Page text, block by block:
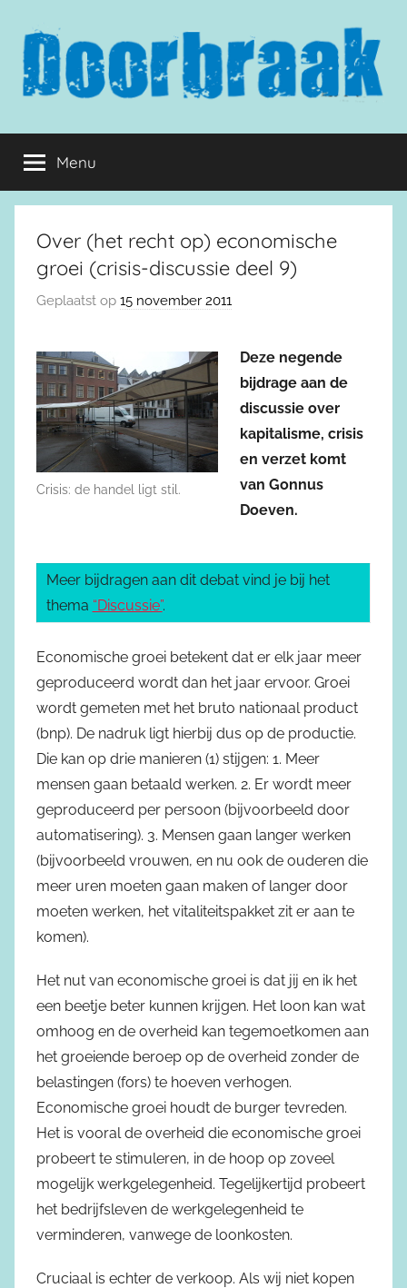
inhoud
springen
Doorbraak.eu
Menu
Over (het recht op) economische
groei (crisis-discussie deel 9)
Geplaatst op 15 november 2011
Crisis: de handel ligt stil.
Deze negende
bijdrage aan de
discussie over
kapitalisme, crisis
en verzet komt
van Gonnus
Doeven.
Meer bijdragen aan dit debat vind je bij het
thema “Discussie”.
Economische groei betekent dat er elk jaar meer
geproduceerd wordt dan het jaar ervoor. Groei
wordt gemeten met het bruto nationaal product
(bnp). De nadruk ligt hierbij dus op de productie.
Die kan op drie manieren (1) stijgen: 1. Meer
mensen gaan betaald werken. 2. Er wordt meer
geproduceerd per persoon (bijvoorbeeld door
automatisering). 3. Mensen gaan langer werken
(bijvoorbeeld vrouwen, en nu ook de ouderen die
meer uren moeten gaan maken of langer door
moeten werken, het vitaliteitspakket zit er aan te
komen).
Het nut van economische groei is dat jij en ik het
een beetje beter kunnen krijgen. Het loon kan wat
omhoog en de overheid kan tegemoetkomen aan
het groeiende beroep op de overheid zonder de
belastingen (fors) te hoeven verhogen.
Economische groei houdt de burger tevreden.
Het is vooral de overheid die economische groei
probeert te stimuleren, in de hoop op zoveel
mogelijk werkgelegenheid. Tegelijkertijd probeert
het bedrijfsleven de werkgelegenheid te
verminderen, vanwege de loonkosten.
Cruciaal is echter de verkoop. Als wij niet kopen